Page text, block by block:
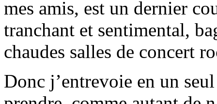
mes amis, est un dernier
tranchant et sentimental,
chaudes salles de concert
Donc j’entrevoie en un